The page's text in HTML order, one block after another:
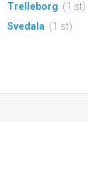
Trelleborg (1 st)
Svedala (1 st)